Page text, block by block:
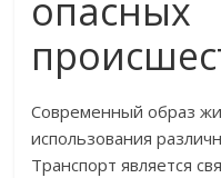
опасных
Современный образ
использования
Транспорт является